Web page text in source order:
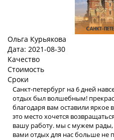
Ольга Курьякова
Дата: 2021-08-30
Качество
Стоимость
Сроки
Санкт-петербург на 6 дней
отдых был волшебным!
благодаря вам оставили
это место хочется
вашу работу. мы с мужем рады,
вами отдых для нас больше не